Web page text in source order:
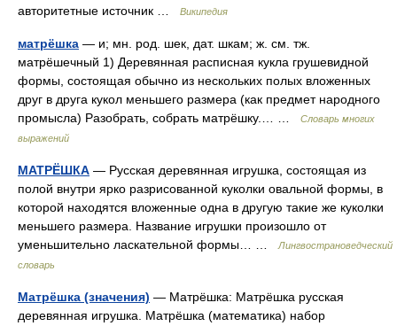
авторитетные источник …
Википедия
матрёшка — и; мн. род. шек, дат. шкам; ж. см. тж.
матрёшечный 1) Деревянная расписная кукла грушевидной
формы, состоящая обычно из нескольких полых вложенных
друг в друга кукол меньшего размера (как предмет народного
промысла) Разобрать, собрать матрёшку.… …
Словарь многих
выражений
МАТРЁШКА — Русская деревянная игрушка, состоящая из
полой внутри ярко разрисованной куколки овальной формы, в
которой находятся вложенные одна в другую такие же куколки
меньшего размера. Название игрушки произошло от
уменьшительно ласкательной формы… …
Лингвострановедческий
словарь
Матрёшка (значения) — Матрёшка: Матрёшка русская
деревянная игрушка. Матрёшка (математика) набор